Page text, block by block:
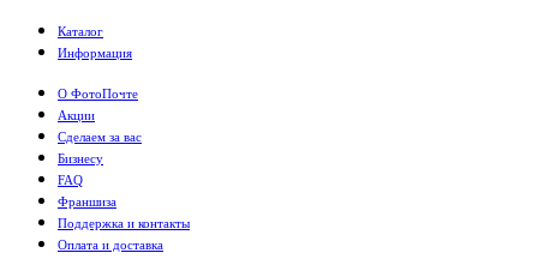
Каталог
Информация
О ФотоПочте
Акции
Сделаем за вас
Бизнесу
FAQ
Франшиза
Поддержка и контакты
Оплата и доставка